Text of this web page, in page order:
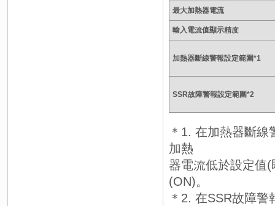
最大加熱器電流
輸入電流值顯示精度
加熱器斷線警報設定範圍*1
SSR故障警報設定範圍*2
＊1. 在加熱器斷
加熱
器電流低於設定值
(ON)。
＊2. 在SSR故障